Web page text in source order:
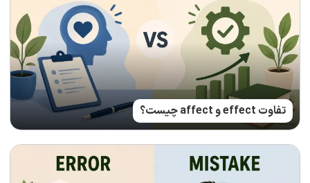
تفاوت effect و affect چیست؟